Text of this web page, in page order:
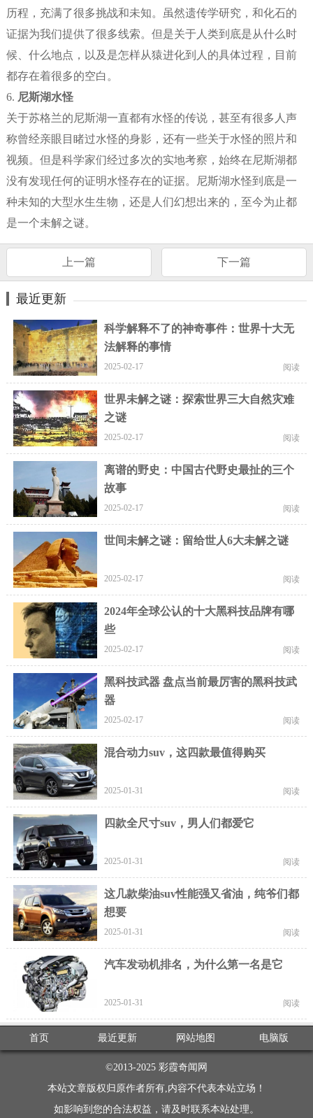
历程，充满了很多挑战和未知。虽然遗传学研究，和化石的
证据为我们提供了很多线索。但是关于人类到底是从什么时
候、什么地点，以及是怎样从猿进化到人的具体过程，目前
都存在着很多的空白。
6. 尼斯湖水怪
关于苏格兰的尼斯湖一直都有水怪的传说，甚至有很多人声
称曾经亲眼目睹过水怪的身影，还有一些关于水怪的照片和
视频。但是科学家们经过多次的实地考察，始终在尼斯湖都
没有发现任何的证明水怪存在的证据。尼斯湖水怪到底是一
种未知的大型水生生物，还是人们幻想出来的，至今为止都
是一个未解之谜。
上一篇 下一篇
最近更新
科学解释不了的神奇事件：世界十大无
法解释的事情
2025-02-17 阅读
世界未解之谜：探索世界三大自然灾难
之谜
2025-02-17 阅读
离谱的野史：中国古代野史最扯的三个
故事
2025-02-17 阅读
世间未解之谜：留给世人6大未解之谜
2025-02-17 阅读
2024年全球公认的十大黑科技品牌有哪
些
2025-02-17 阅读
黑科技武器 盘点当前最厉害的黑科技武
器
2025-02-17 阅读
混合动力suv，这四款最值得购买
2025-01-31 阅读
四款全尺寸suv，男人们都爱它
2025-01-31 阅读
这几款柴油suv性能强又省油，纯爷们都
想要
2025-01-31 阅读
汽车发动机排名，为什么第一名是它
2025-01-31 阅读
首页 最近更新 网站地图 电脑版
©2013-2025 彩霞奇闻网
本站文章版权归原作者所有,内容不代表本站立场！
如影响到您的合法权益，请及时联系本站处理。